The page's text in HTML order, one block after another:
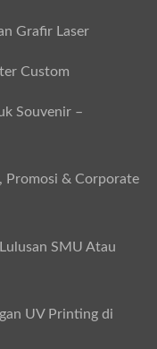
Grafir Laser
Custom
Souvenir –
Promosi & Corporate
SMU Atau
UV Printing di